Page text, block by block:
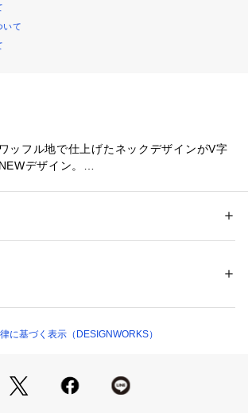
いて
ッフル地で仕上げたネックデザインがV字
デザイン。
げることで見た目よりも軽量、且つ温かみ
のインナーとしてはもちろん、春先はメイ
H184 B87 W63 H91 着用サイズ：48
デル：H184 B87 W63 H91 着用サイズ：48
61% ポリエステル33% 毛6% リブ アクリル99% ポ
（モール）
に基づく表示（DESIGNWORKS）